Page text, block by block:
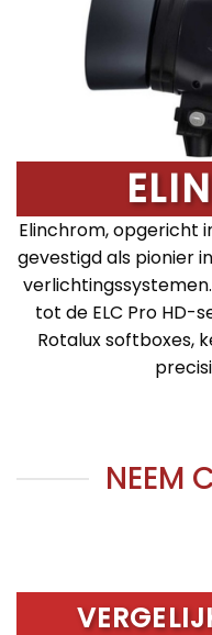
Elinchrom, opgericht
gevestigd als pionier
tot de ELC Pro HD-
Rotalux softboxes,
NEEM